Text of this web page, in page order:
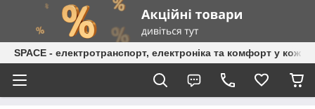
SPACE - електротранспорт, електроніка та комфорт у